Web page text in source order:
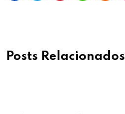
Posts Relacionados